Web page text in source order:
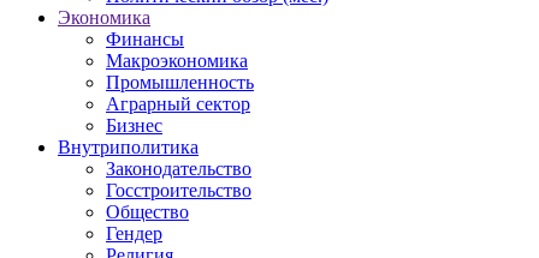
Экономика
Финансы
Макроэкономика
Промышленность
Аграрный сектор
Бизнес
Внутриполитика
Законодательство
Госстроительство
Общество
Гендер